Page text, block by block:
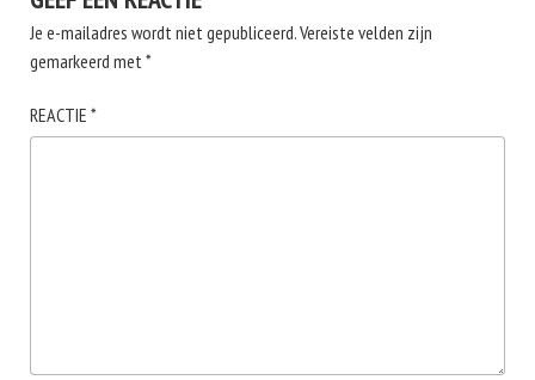
Je e-mailadres wordt niet gepubliceerd.Vereiste velden zijn
gemarkeerd met*
REACTIE *